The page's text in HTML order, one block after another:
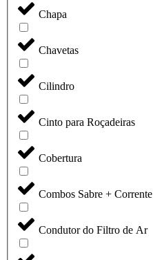
Chapa
Chavetas
Cilindro
Cinto para Roçadeiras
Cobertura
Combos Sabre + Corrente
Condutor do Filtro de Ar